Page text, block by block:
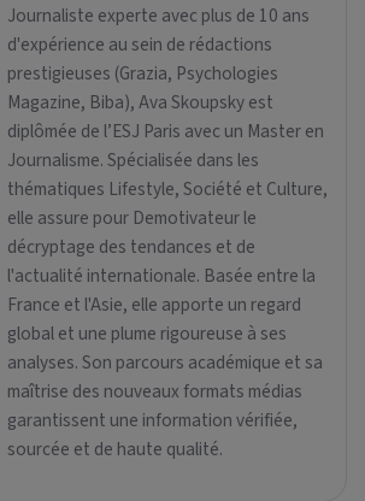
Journaliste experte avec plus de 10 ans
d'expérience au sein de rédactions
prestigieuses (Grazia, Psychologies
Magazine, Biba), Ava Skoupsky est
diplômée de l’ESJ Paris avec un Master en
Journalisme. Spécialisée dans les
thématiques Lifestyle, Société et Culture,
elle assure pour Demotivateur le
décryptage des tendances et de
l'actualité internationale. Basée entre la
France et l'Asie, elle apporte un regard
global et une plume rigoureuse à ses
analyses. Son parcours académique et sa
maîtrise des nouveaux formats médias
garantissent une information vérifiée,
sourcée et de haute qualité.